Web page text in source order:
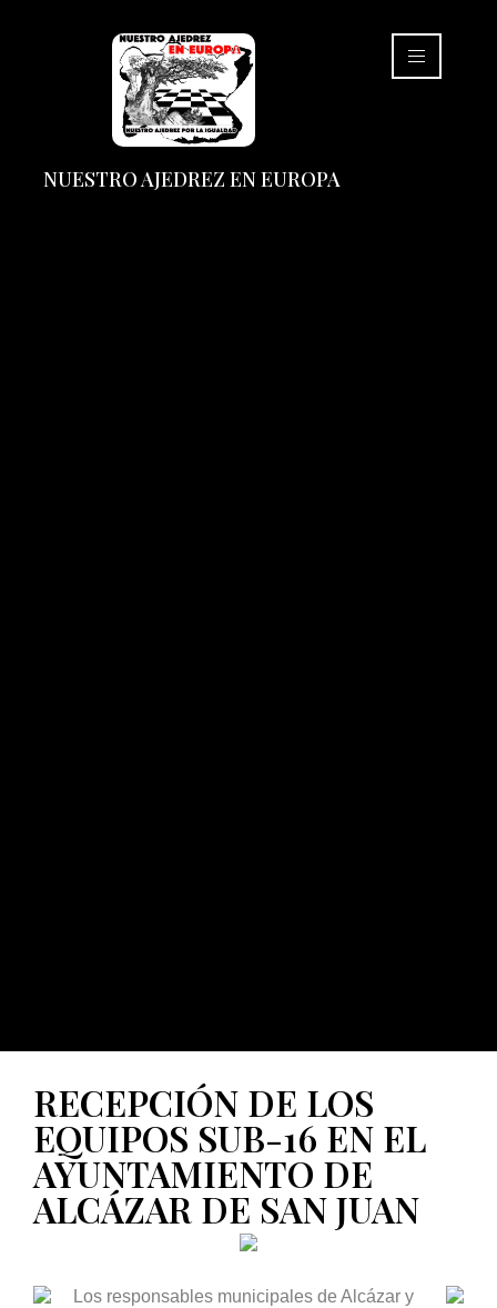
NUESTRO AJEDREZ EN EUROPA
RECEPCIÓN DE LOS
EQUIPOS SUB-16 EN EL
AYUNTAMIENTO DE
ALCÁZAR DE SAN JUAN
Los responsables municipales de Alcázar y